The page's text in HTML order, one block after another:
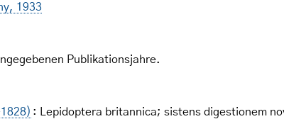
1933
Publikationsjahre.
: Lepidoptera britannica; sistens digestionem